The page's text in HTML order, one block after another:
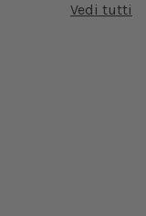
Vedi tutti